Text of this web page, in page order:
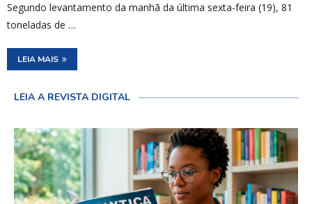
Segundo levantamento da manhã da última sexta-feira (19), 81
toneladas de …
LEIA MAIS
LEIA A REVISTA DIGITAL